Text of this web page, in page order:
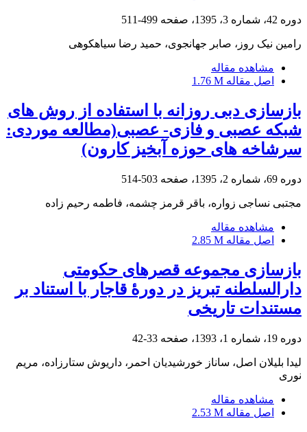
دوره 42، شماره 3، 1395، صفحه 499-511
رامین نیک روز، صابر جهانجوی، حمید رضا سیاهکوهی
مشاهده مقاله
اصل مقاله 1.76 M
بازسازی دبی روزانه با استفاده از روش های
شبکه عصبی و فازی- عصبی(مطالعه موردی:
سرشاخه های حوزه آبخیز کارون)
دوره 69، شماره 2، 1395، صفحه 503-514
مجتبی نساجی زواره، باقر قرمز چشمه، فاطمه رحیم زاده
مشاهده مقاله
اصل مقاله 2.85 M
بازسازی مجموعه قصرهای حکومتی
دارالسلطنه تبریز در دورۀ قاجار با استناد بر
مستندات تاریخی
دوره 19، شماره 1، 1393، صفحه 33-42
لیدا بلیلان اصل، ساناز خورشیدیان احمر، داریوش ستارزاده، مریم
نوری
مشاهده مقاله
اصل مقاله 2.53 M